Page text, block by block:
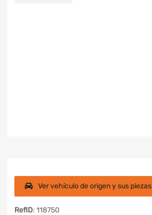
Ver vehículo de origen y sus piezas
RefID: 118750